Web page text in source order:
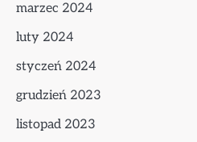
marzec 2024
luty 2024
styczeń 2024
grudzień 2023
listopad 2023